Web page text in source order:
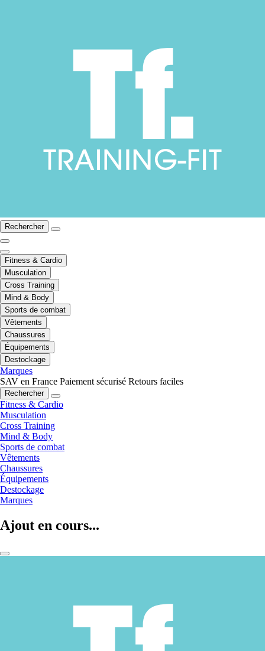
Rechercher
Fitness & Cardio
Musculation
Cross Training
Mind & Body
Sports de combat
Vêtements
Chaussures
Équipements
Destockage
Marques
SAV en France Paiement sécurisé Retours faciles
Rechercher
Fitness & Cardio
Musculation
Cross Training
Mind & Body
Sports de combat
Vêtements
Chaussures
Équipements
Destockage
Marques
Ajout en cours...